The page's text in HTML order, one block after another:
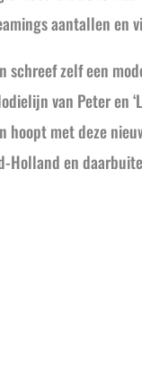
aantallen en
schreef zelf een
van Peter en
hoopt met deze
Holland en